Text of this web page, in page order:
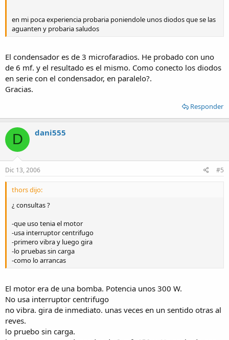
en mi poca experiencia probaria poniendole unos diodos que se las
aguanten y probaria saludos
El condensador es de 3 microfaradios. He probado con uno
de 6 mf. y el resultado es el mismo. Como conecto los diodos
en serie con el condensador, en paralelo?.
Gracias.
Responder
D dani555
Dic 13, 2006 #5
thors dijo:
¿ consultas ?
-que uso tenia el motor
-usa interruptor centrifugo
-primero vibra y luego gira
-lo pruebas sin carga
-como lo arrancas
El motor era de una bomba. Potencia unos 300 W.
No usa interruptor centrifugo
no vibra. gira de inmediato. unas veces en un sentido otras al
reves.
lo pruebo sin carga.